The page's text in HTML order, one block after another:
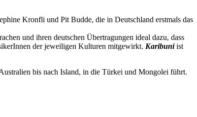
Kronfli und Pit Budde, die in Deutschland erstmals das
und ihren deutschen Übertragungen ideal dazu, dass
der jeweiligen Kulturen mitgewirkt. Karibuniist
bis nach Island, in die Türkei und Mongolei führt.